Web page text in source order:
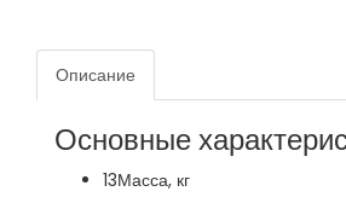
Описание
Основные
13Масса, кг